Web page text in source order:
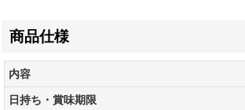
商品仕様
内容
日持ち・賞味期限